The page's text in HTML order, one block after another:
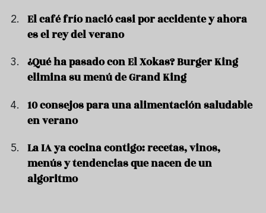
El café frío nació casi por accidente y ahora
es el rey del verano
¿Qué ha pasado con El Xokas? Burger King
elimina su menú de Grand King
10 consejos para una alimentación saludable
en verano
La IA ya cocina contigo: recetas, vinos,
menús y tendencias que nacen de un
algoritmo